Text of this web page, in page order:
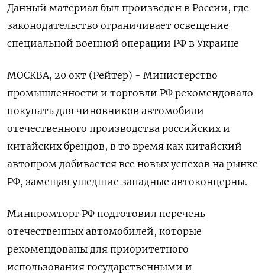
Данный материал был произведен в России, где
законодательство ограничивает освещение
специальной военной операции РФ в Украине
МОСКВА, 20 окт (Рейтер) - Министерство
промышленности и торговли РФ рекомендовало
покупать для чиновников автомобили
отечественного производства российских и
китайских брендов, в то время как китайский
автопром добивается все новых успехов на рынке
РФ, замещая ушедшие западные автоконцерны.
Минпромторг РФ подготовил перечень
отечественных автомобилей, которые
рекомендованы для приоритетного
использования государственными и